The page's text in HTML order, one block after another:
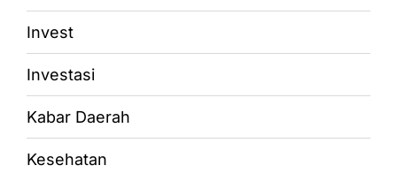
Invest
Investasi
Kabar Daerah
Kesehatan